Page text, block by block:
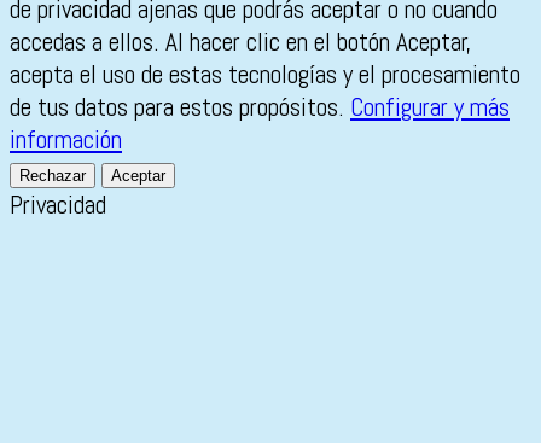
de privacidad ajenas que podrás aceptar o no cuando
accedas a ellos. Al hacer clic en el botón Aceptar,
acepta el uso de estas tecnologías y el procesamiento
de tus datos para estos propósitos. Configurar y más
información
Rechazar Aceptar
Privacidad